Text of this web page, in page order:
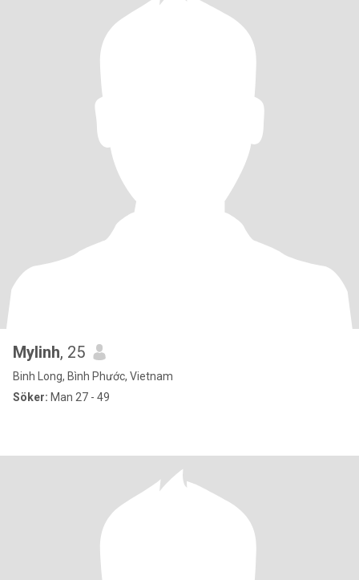
Mylinh, 25
Binh Long, Bình Phước, Vietnam
Söker: Man 27 - 49